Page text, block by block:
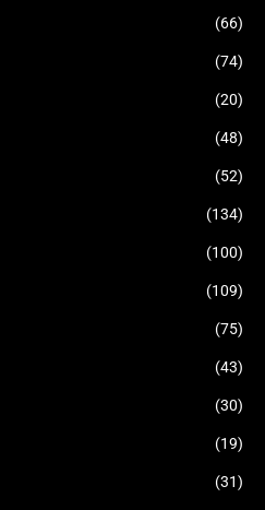
(66)
(74)
(20)
(48)
(52)
(134)
(100)
(109)
(75)
(43)
(30)
(19)
(31)